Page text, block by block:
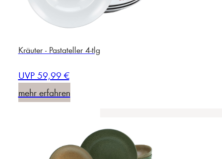
Kräuter - Pastateller 4-tlg
UVP 59,99 €
mehr erfahren